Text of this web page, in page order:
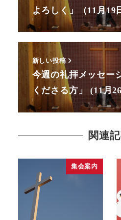
よろしく」（11月19
新しい投稿
今週の礼拝メッセ
くださる方」 (11月
関連
集会案内